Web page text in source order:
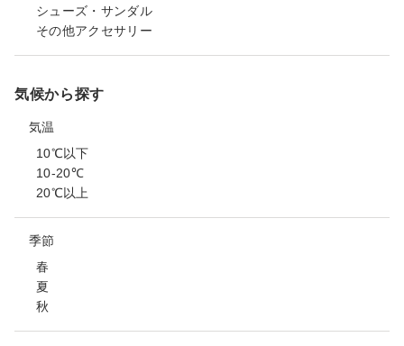
シューズ・サンダル
その他アクセサリー
気候から探す
気温
10℃以下
10-20℃
20℃以上
季節
春
夏
秋